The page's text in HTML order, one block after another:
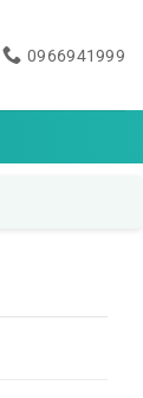
0966941999